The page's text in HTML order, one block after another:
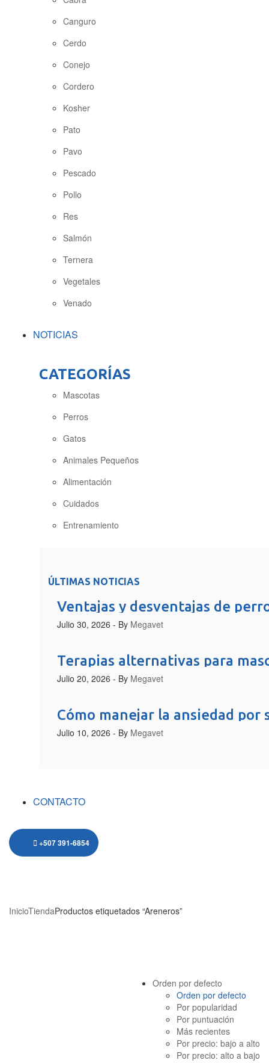
Canguro
Cerdo
Conejo
Cordero
Kosher
Pato
Pavo
Pescado
Pollo
Res
Salmón
Ternera
Vegetales
Venado
NOTICIAS
CATEGORÍAS
Mascotas
Perros
Gatos
Animales Pequeños
Alimentación
Cuidados
Entrenamiento
ÚLTIMAS NOTICIAS
Ventajas y desventajas de
Julio 30, 2026 - By Megavet
Terapias alternativas para
Julio 20, 2026 - By Megavet
Cómo manejar la ansiedad por
Julio 10, 2026 - By Megavet
CONTACTO
+507 391-6854
InicioTiendaProductos etiquetados “Areneros”
Orden por defecto
Orden por defecto
Por popularidad
Por puntuación
Más recientes
Por precio: bajo a alto
Por precio: alto a bajo